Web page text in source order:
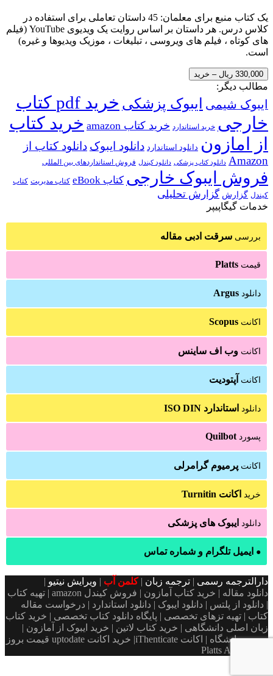
یک کتاب منبع برای معلمان: 45 داستان تعاملی برای استفاده در
کلاس درس. هر داستان بر اساس روایت یک ویدیوی YouTube (فیلم
های کوتاه ، فیلم های ویروسی ، تبلیغات ، موزیک ویدیوها و غیره)
است.
330,000 ریال – خرید
مطالب دیگر:
ایبوک شیمی ایبوک پزشکی
خرید pdf کتاب
خارجی خرید استاندارد خرید کتاب amazon
خرید کتاب
از امازون دانلود استاندارد دانلود ایبوک دانلود کتاب از
Amazon دانلود کتاب پزشکی دانلود کیندل فروش استانداردهای بین المللی
فروش ایبوک خارجی کتاب eBook کتاب مدیریت کتاب
کیندل گزارش گزارش تحلیلی
خدمات گیگاپیپر
بررسی سرقت ادبی مقاله
قیمت Platts
دانلود Argus
اکانت Scopus
اکانت وب اف ساینس
اکانت آپتودیت
دانلود استاندارد ISO DIN
پسورد Quilbot
اکانت پرمیوم گرامرلی
خرید اکانت Turnitin
دانلود ایبوک های پزشکی
● ایمیل تلگرام و شماره تماس
دارالترجمه رسمی | ترجمه زبان |کلمن آب | ویرایش نیتیو |
دانلود مقاله | خرید کتاب آمازون | فروش کیندل amazon | تهیه کتاب
| دانلود از پلتس | دانلود ایبوک | دانلود استاندارد | درخواست مقاله
کتاب | تهیه تزهای تخصصی | پایگاه دانلود کتاب تخصصی | خرید کتاب
زبان اصلی دانشگاهی | خرید کتاب لاتین | خرید ایبوک از آمازون |
پسورد دانشگاه | اکانت iThenticate| خريد اكانت uptodate قیمت بروز
Platts Argus ICIS
بازگشت